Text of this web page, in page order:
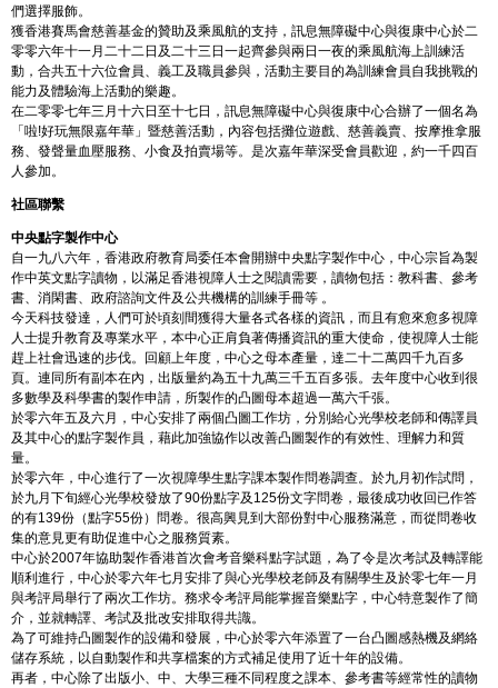
們選擇服飾。
獲香港賽馬會慈善基金的贊助及乘風航的支持，訊息無障礙中心與復康中心於二
零零六年十一月二十二日及二十三日一起齊參與兩日一夜的乘風航海上訓練活
動，合共五十六位會員、義工及職員參與，活動主要目的為訓練會員自我挑戰的
能力及體驗海上活動的樂趣。
在二零零七年三月十六日至十七日，訊息無障礙中心與復康中心合辦了一個名為
「啦!好玩無限嘉年華」暨慈善活動，內容包括攤位遊戲、慈善義賣、按摩推拿服
務、發聲量血壓服務、小食及拍賣場等。是次嘉年華深受會員歡迎，約一千四百
人參加。
社區聯繫
中央點字製作中心
自一九八六年，香港政府教育局委任本會開辦中央點字製作中心，中心宗旨為製
作中英文點字讀物，以滿足香港視障人士之閱讀需要，讀物包括：教科書、參考
書、消閑書、政府諮詢文件及公共機構的訓練手冊等 。
今天科技發達，人們可於頃刻間獲得大量各式各樣的資訊，而且有愈來愈多視障
人士提升教育及專業水平，本中心正肩負著傳播資訊的重大使命，使視障人士能
趕上社會迅速的步伐。回顧上年度，中心之母本產量，達二十二萬四千九百多
頁。連同所有副本在內，出版量約為五十九萬三千五百多張。去年度中心收到很
多數學及科學書的製作申請，所製作的凸圖母本超過一萬六千張。
於零六年五及六月，中心安排了兩個凸圖工作坊，分別給心光學校老師和傳譯員
及其中心的點字製作員，藉此加強協作以改善凸圖製作的有效性、理解力和質
量。
於零六年，中心進行了一次視障學生點字課本製作問卷調查。於九月初作試問，
於九月下旬經心光學校發放了90份點字及125份文字問卷，最後成功收回已作答
的有139份（點字55份）問卷。很高興見到大部份對中心服務滿意，而從問卷收
集的意見更有助促進中心之服務質素。
中心於2007年協助製作香港首次會考音樂科點字試題，為了令是次考試及轉譯能
順利進行，中心於零六年七月安排了與心光學校老師及有關學生及於零七年一月
與考評局舉行了兩次工作坊。務求令考評局能掌握音樂點字，中心特意製作了簡
介，並就轉譯、考試及批改安排取得共識。
為了可維持凸圖製作的設備和發展，中心於零六年添置了一台凸圖感熱機及網絡
儲存系統，以自動製作和共享檔案的方式補足使用了近十年的設備。
再者，中心除了出版小、中、大學三種不同程度之課本、參考書等經常性的讀物